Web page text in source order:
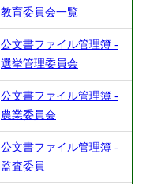
教育委員会一覧
公文書ファイル管理簿 -
選挙管理委員会
公文書ファイル管理簿 -
農業委員会
公文書ファイル管理簿 -
監査委員